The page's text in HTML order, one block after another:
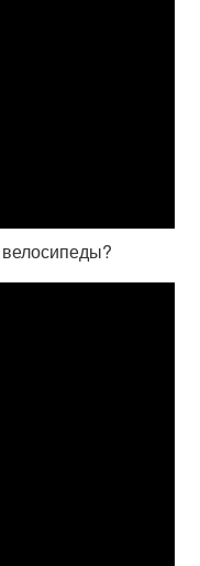
велосипеды?